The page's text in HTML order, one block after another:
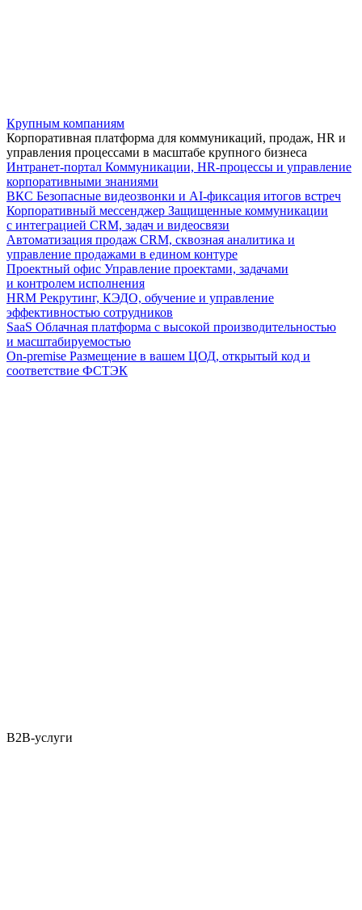
Крупным компаниям
Корпоративная платформа для коммуникаций, продаж, HR и
управления процессами в масштабе крупного бизнеса
Интранет-портал Коммуникации, HR-процессы и управление
корпоративными знаниями
ВКС Безопасные видеозвонки и AI-фиксация итогов встреч
Корпоративный мессенджер Защищенные коммуникации
с интеграцией CRM, задач и видеосвязи
Автоматизация продаж CRM, сквозная аналитика и
управление продажами в едином контуре
Проектный офис Управление проектами, задачами
и контролем исполнения
HRM Рекрутинг, КЭДО, обучение и управление
эффективностью сотрудников
SaaS Облачная платформа с высокой производительностью
и масштабируемостью
On-premise Размещение в вашем ЦОД, открытый код и
соответствие ФСТЭК
B2B-услуги